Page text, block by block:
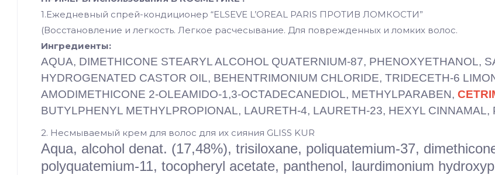
1.Ежедневный спрей-кондиционер “ELSEVE L’OREAL PARIS ПРОТИВ ЛОМКОСТИ”
(Восстановление и легкость. Легкое расчесывание. Для поврежденных и ломких волос.
Ингредиенты:
AQUA, DIMETHICONE STEARYL ALCOHOL QUATERNIUM-87, PHENOXYETHANOL,
HYDROGENATED CASTOR OIL, BEHENTRIMONIUM CHLORIDE, TRIDECETH-6
AMODIMETHICONE 2-OLEAMIDO-1,3-OCTADECANEDIOL, METHYLPARABEN,
BUTYLPHENYL METHYLPROPIONAL, LAURETH-4, LAURETH-23, HEXYL CINNAMAL,
2. Несмываемый крем для волос для их сияния GLISS KUR
Aqua, alcohol denat. (17,48%), trisiloxane, poliquatemium-37,
polyquatemium-11, tocopheryl acetate, panthenol, laurdimonium